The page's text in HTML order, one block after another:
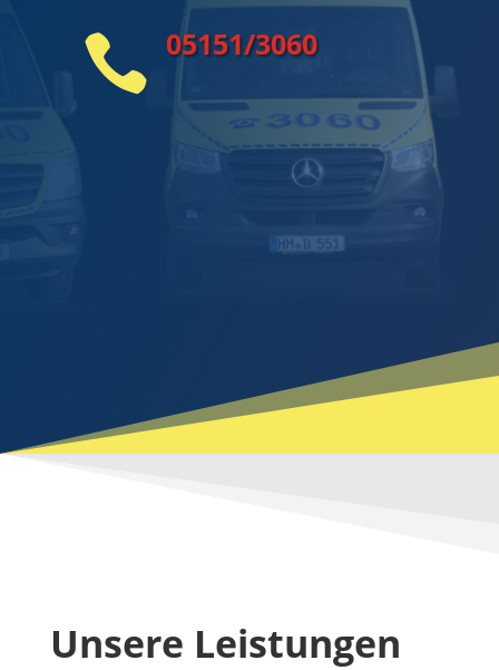
 05151/3060
Unsere Leistungen